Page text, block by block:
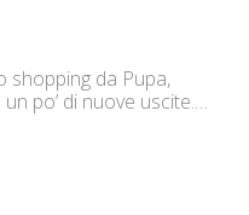
shopping da Pupa,
po’ di nuove uscite.
con ansia di farvi
tutto. Se ci sono